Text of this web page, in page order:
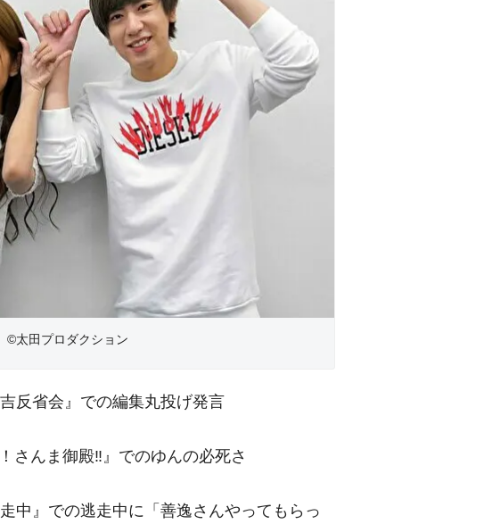
©太田プロダクション
反省会』での編集丸投げ発言
さんま御殿‼』でのゆんの必死さ
中』での逃走中に「善逸さんやってもらっ